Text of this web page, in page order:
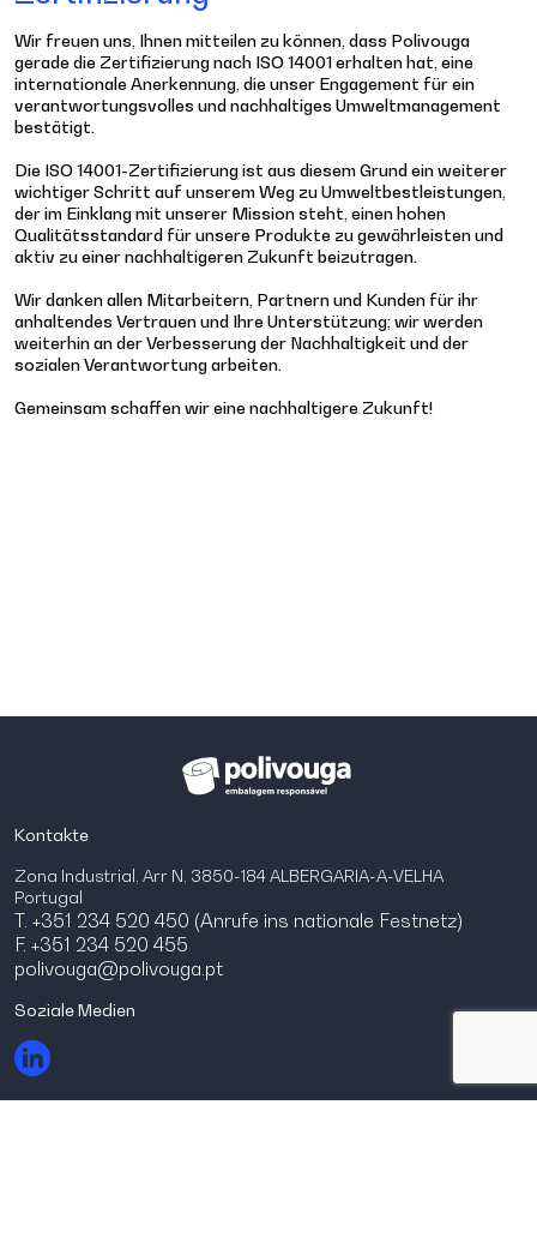
Wir freuen uns, Ihnen mitteilen zu können, dass Polivouga
gerade die Zertifizierung nach ISO 14001 erhalten hat, eine
internationale Anerkennung, die unser Engagement für ein
verantwortungsvolles und nachhaltiges Umweltmanagement
bestätigt.
Die ISO 14001-Zertifizierung ist aus diesem Grund ein weiterer
wichtiger Schritt auf unserem Weg zu Umweltbestleistungen,
der im Einklang mit unserer Mission steht, einen hohen
Qualitätsstandard für unsere Produkte zu gewährleisten und
aktiv zu einer nachhaltigeren Zukunft beizutragen.
Wir danken allen Mitarbeitern, Partnern und Kunden für ihr
anhaltendes Vertrauen und Ihre Unterstützung; wir werden
weiterhin an der Verbesserung der Nachhaltigkeit und der
sozialen Verantwortung arbeiten.
Gemeinsam schaffen wir eine nachhaltigere Zukunft!
Kontakte
Zona Industrial, Arr N, 3850-184 ALBERGARIA-A-VELHA
Portugal
T. +351 234 520 450 (Anrufe ins nationale Festnetz)
F. +351 234 520 455
polivouga@polivouga.pt
Soziale Medien